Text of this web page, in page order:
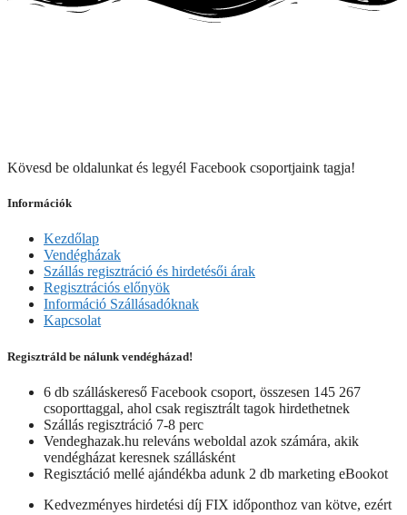
Kövesd be oldalunkat és legyél Facebook csoportjaink tagja!
Információk
Kezdőlap
Vendégházak
Szállás regisztráció és hirdetésői árak
Regisztrációs előnyök
Információ Szállásadóknak
Kapcsolat
Regisztráld be nálunk vendégházad!
6 db szálláskereső Facebook csoport, összesen 145 267
csoporttaggal, ahol csak regisztrált tagok hirdethetnek
Szállás regisztráció 7-8 perc
Vendeghazak.hu releváns weboldal azok számára, akik
vendégházat keresnek szállásként
Regisztáció mellé ajándékba adunk 2 db marketing eBookot
Kedvezményes hirdetési díj FIX időponthoz van kötve, ezért